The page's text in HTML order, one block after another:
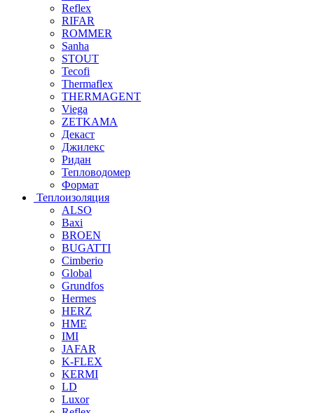
Reflex
RIFAR
ROMMER
Sanha
STOUT
Tecofi
Thermaflex
THERMAGENT
Viega
ZETKAMA
Декаст
Джилекс
Ридан
Тепловодомер
Формат
Теплоизоляция
ALSO
Baxi
BROEN
BUGATTI
Cimberio
Global
Grundfos
Hermes
HERZ
HME
IMI
JAFAR
K-FLEX
KERMI
LD
Luxor